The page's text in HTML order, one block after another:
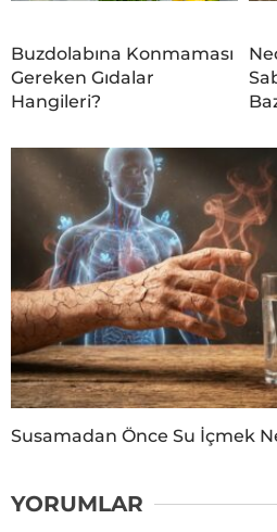
Buzdolabına Konmaması
Gereken Gıdalar
Hangileri?
Susamadan Önce Su İçmek
YORUMLAR